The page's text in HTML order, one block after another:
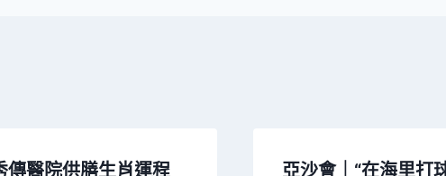
傳醫院供膳生肖運程 亞沙會｜“在海里打